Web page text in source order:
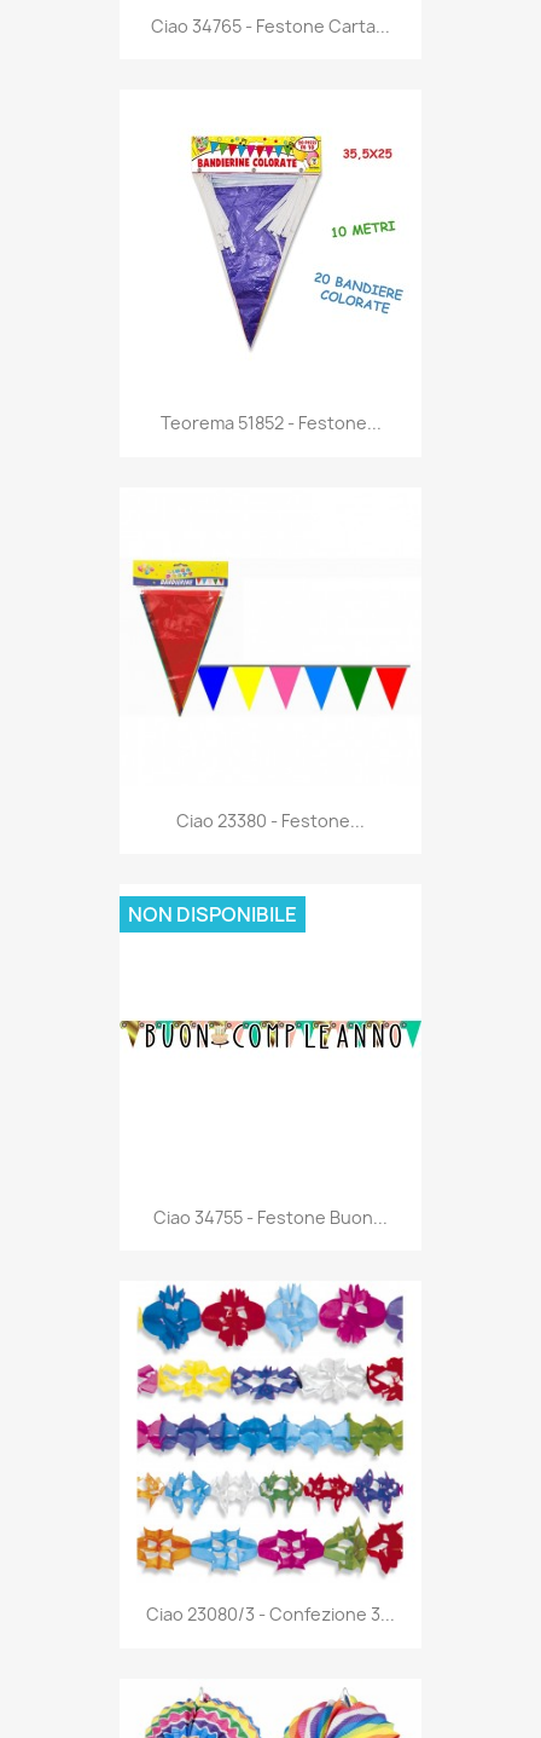
Anteprima
Ciao 34765 - Festone Carta...
Anteprima
Teorema 51852 - Festone...
Anteprima
Ciao 23380 - Festone...
Anteprima
Ciao 34755 - Festone Buon...
NON DISPONIBILE
Anteprima
Ciao 23080/3 - Confezione 3...